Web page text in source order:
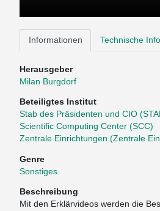
Informationen Technische
Herausgeber
Milan Burgdorf
Beteiligtes Institut
Stab des Präsidenten und CIO
Scientific Computing Center (SCC)
Zentrale Einrichtungen (Zentrale
Genre
Sonstiges
Beschreibung
Mit den Erklärvideos werden die